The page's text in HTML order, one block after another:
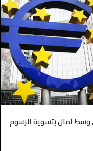
وسط آمال بتسوية الرسوم